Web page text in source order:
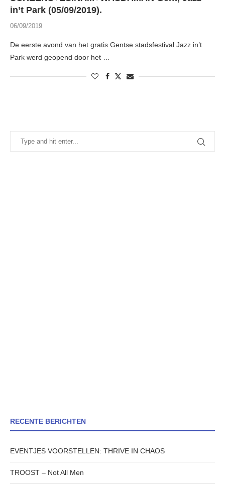
in’t Park (05/09/2019).
06/09/2019
De eerste avond van het gratis Gentse stadsfestival Jazz in’t
Park werd geopend door het …
RECENTE BERICHTEN
EVENTJES VOORSTELLEN: THRIVE IN CHAOS
TROOST – Not All Men